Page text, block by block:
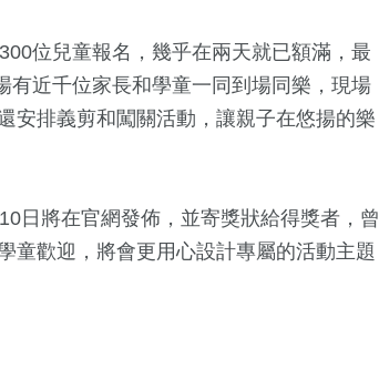
位兒童報名，幾乎在兩天就已額滿，最
近千位家長和學童一同到場同樂，現場
安排義剪和闖關活動，讓親子在悠揚的樂
日將在官網發佈，並寄獎狀給得獎者，曾
童歡迎，將會更用心設計專屬的活動主題